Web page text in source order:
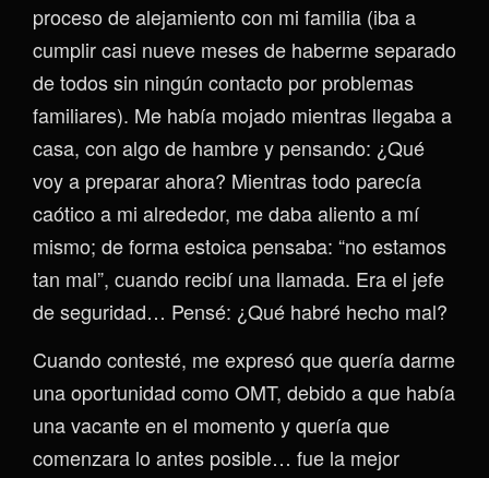
proceso de alejamiento con mi familia (iba a
cumplir casi nueve meses de haberme separado
de todos sin ningún contacto por problemas
familiares). Me había mojado mientras llegaba a
casa, con algo de hambre y pensando: ¿Qué
voy a preparar ahora? Mientras todo parecía
caótico a mi alrededor, me daba aliento a mí
mismo; de forma estoica pensaba: “no estamos
tan mal”, cuando recibí una llamada. Era el jefe
de seguridad… Pensé: ¿Qué habré hecho mal?
Cuando contesté, me expresó que quería darme
una oportunidad como OMT, debido a que había
una vacante en el momento y quería que
comenzara lo antes posible… fue la mejor